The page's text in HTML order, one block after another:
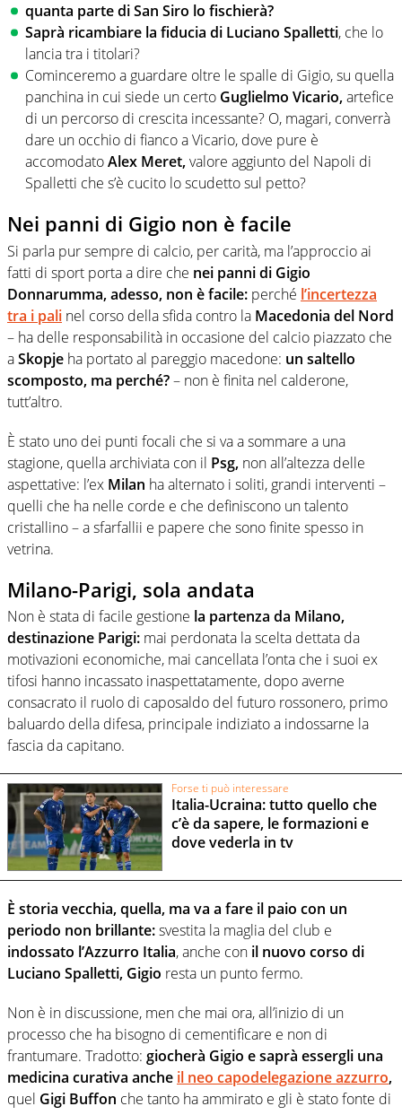
quanta parte di San Siro lo fischierà?
Saprà ricambiare la fiducia di Luciano Spalletti, che lo
lancia tra i titolari?
Cominceremo a guardare oltre le spalle di Gigio, su quella
panchina in cui siede un certo Guglielmo Vicario,artefice
di un percorso di crescita incessante? O, magari, converrà
dare un occhio di fianco a Vicario, dove pure è
accomodatoAlex Meret,valore aggiunto del Napoli di
Spalletti che s’è cucito lo scudetto sul petto?
Nei panni di Gigio non è facile
Si parla pur sempre di calcio, per carità, ma l’approccio ai
fatti di sport porta a dire che nei panni di Gigio
Donnarumma, adesso, non è facile: perché l’incertezza
tra i pali nel corso della sfida contro la Macedonia del Nord
– ha delle responsabilità in occasione del calcio piazzato che
aSkopje ha portato al pareggio macedone: un saltello
scomposto, ma perché?– non è finita nel calderone,
tutt’altro.
È stato uno dei punti focali che si va a sommare a una
stagione, quella archiviata con il Psg, non all’altezza delle
aspettative: l’ex Milan ha alternato i soliti, grandi interventi –
quelli che ha nelle corde e che definiscono un talento
cristallino – a sfarfallii e papere che sono finite spesso in
vetrina.
Milano-Parigi, sola andata
Non è stata di facile gestione la partenza da Milano,
destinazione Parigi: mai perdonata la scelta dettata da
motivazioni economiche, mai cancellata l’onta che i suoi ex
tifosi hanno incassato inaspettatamente, dopo averne
consacrato il ruolo di caposaldo del futuro rossonero, primo
baluardo della difesa, principale indiziato a indossarne la
fascia da capitano.
Forse ti può interessare
Italia-Ucraina: tutto quello che
c’è da sapere, le formazioni e
dove vederla in tv
È storia vecchia, quella, ma va a fare il paio con un
periodo non brillante:svestita la maglia del club e
indossato l’Azzurro Italia, anche con il nuovo corso di
Luciano Spalletti, Gigio resta un punto fermo.
Non è in discussione, men che mai ora, all’inizio di un
processo che ha bisogno di cementificare e non di
frantumare. Tradotto: giocherà Gigio e saprà essergli una
medicina curativa anche il neo capodelegazione azzurro,
quel Gigi Buffon che tanto ha ammirato e gli è stato fonte di